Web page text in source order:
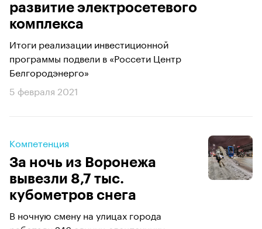
развитие электросетевого
комплекса
Итоги реализации инвестиционной
программы подвели в «Россети Центр
Белгородэнерго»
5 февраля 2021
Компетенция
За ночь из Воронежа
вывезли 8,7 тыс.
кубометров снега
В ночную смену на улицах города